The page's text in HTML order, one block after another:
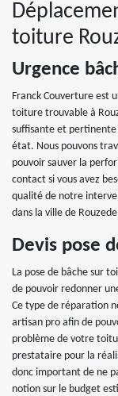
toiture
Urgence
Franck Couverture est
toiture trouvable à
suffisante et pertinente
état. Nous pouvons
pouvoir sauver la
contact si vous avez
qualité de notre
dans la ville de
Devis pose
La pose de bâche sur
de pouvoir redonner
Ce type de réparation
artisan pro afin de
problème de votre
prestataire pour la
donc important de ne
notion sur le budget